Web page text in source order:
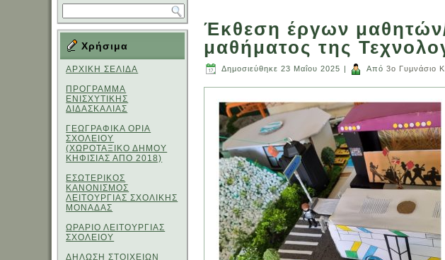
Χρήσιμα
ΑΡΧΙΚΗ ΣΕΛΙΔΑ
ΠΡΟΓΡΑΜΜΑ
ΕΝΙΣΧΥΤΙΚΗΣ
ΔΙΔΑΣΚΑΛΙΑΣ
ΓΕΩΓΡΑΦΙΚΑ ΟΡΙΑ
ΣΧΟΛΕΙΟΥ
(ΧΩΡΟΤΑΞΙΚΟ ΔΗΜΟΥ
ΚΗΦΙΣΙΑΣ ΑΠΟ 2018)
ΕΣΩΤΕΡΙΚΟΣ
ΚΑΝΟΝΙΣΜΟΣ
ΛΕΙΤΟΥΡΓΙΑΣ ΣΧΟΛΙΚΗΣ
ΜΟΝΑΔΑΣ
ΩΡΑΡΙΟ ΛΕΙΤΟΥΡΓΙΑΣ
ΣΧΟΛΕΙΟΥ
ΔΗΛΩΣΗ ΣΤΟΙΧΕΙΩΝ
Έκθεση έργων
μαθήματος της
Δημοσιεύθηκε 23 Μαΐου 2025 | Από 3ο Γυμνάσιο